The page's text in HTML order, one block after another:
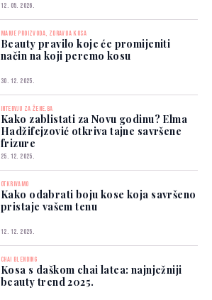
12. 05. 2026.
MANJE PROIZVODA, ZDRAVIJA KOSA
Beauty pravilo koje će promijeniti
način na koji peremo kosu
30. 12. 2025.
INTERVJU ZA ŽENE.BA
Kako zablistati za Novu godinu? Elma
Hadžifejzović otkriva tajne savršene
frizure
25. 12. 2025.
OTKRIVAMO
Kako odabrati boju kose koja savršeno
pristaje vašem tenu
12. 12. 2025.
CHAI BLENDING
Kosa s daškom chai latea: najnježniji
beauty trend 2025.